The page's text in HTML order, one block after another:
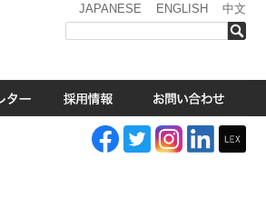
JAPANESE ENGLISH 中文